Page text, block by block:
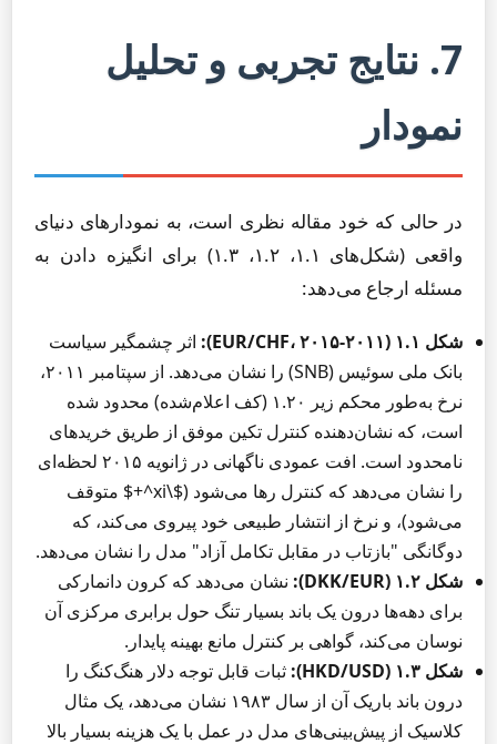
7. نتایج تجربی و تحلیل
نمودار
در حالی که خود مقاله نظری است، به نمودارهای دنیای
واقعی (شکل‌های ۱.۱، ۱.۲، ۱.۳) برای انگیزه دادن به
مسئله ارجاع می‌دهد:
شکل ۱.۱ (EUR/CHF، ۲۰۱۵-۲۰۱۱):
اثر چشمگیر سیاست
بانک ملی سوئیس (SNB) را نشان می‌دهد. از سپتامبر ۲۰۱۱،
نرخ به‌طور محکم زیر ۱.۲۰ (کف اعلام‌شده) محدود شده
است، که نشان‌دهنده کنترل تکین موفق از طریق خریدهای
نامحدود است. افت عمودی ناگهانی در ژانویه ۲۰۱۵ لحظه‌ای
را نشان می‌دهد که کنترل رها می‌شود ($\xi^+$ متوقف
می‌شود)، و نرخ از انتشار طبیعی خود پیروی می‌کند، که
دوگانگی "بازتاب در مقابل تکامل آزاد" مدل را نشان می‌دهد.
شکل ۱.۲ (DKK/EUR):
نشان می‌دهد که کرون دانمارکی
برای دهه‌ها درون یک باند بسیار تنگ حول برابری مرکزی آن
نوسان می‌کند، گواهی بر کنترل مانع بهینه پایدار.
شکل ۱.۳ (HKD/USD):
ثبات قابل توجه دلار هنگ‌کنگ را
درون باند باریک آن از سال ۱۹۸۳ نشان می‌دهد، یک مثال
کلاسیک از پیش‌بینی‌های مدل در عمل با یک هزینه بسیار بالا